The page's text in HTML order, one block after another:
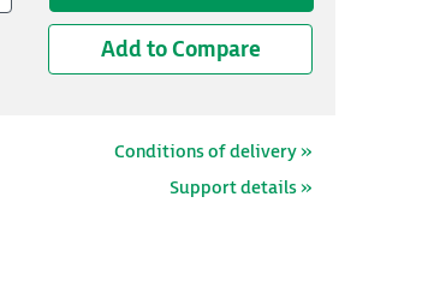
Add to Compare
Conditions of delivery »
Support details »